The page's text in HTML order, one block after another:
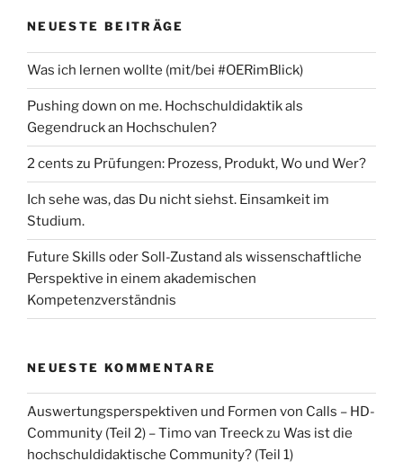
NEUESTE BEITRÄGE
Was ich lernen wollte (mit/bei #OERimBlick)
Pushing down on me. Hochschuldidaktik als
Gegendruck an Hochschulen?
2 cents zu Prüfungen: Prozess, Produkt, Wo und Wer?
Ich sehe was, das Du nicht siehst. Einsamkeit im
Studium.
Future Skills oder Soll-Zustand als wissenschaftliche
Perspektive in einem akademischen
Kompetenzverständnis
NEUESTE KOMMENTARE
Auswertungsperspektiven und Formen von Calls – HD-
Community (Teil 2) – Timo van Treeckzu Was ist die
hochschuldidaktische Community? (Teil 1)